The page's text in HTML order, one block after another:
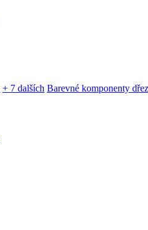
+ 7 dalších Barevné komponenty